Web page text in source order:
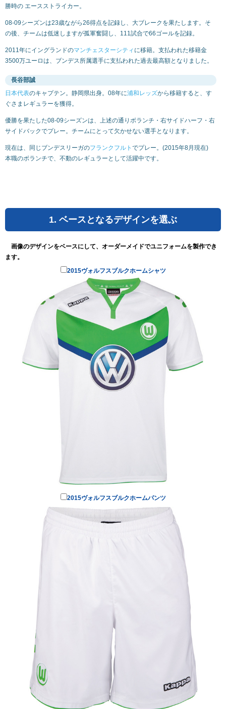
勝時の エースストライカー。
08-09シーズンは23歳ながら26得点を記録し、大ブレークを果たします。そ
の後、チームは低迷しますが孤軍奮闘し、111試合で66ゴールを記録。
2011年にイングランドのマンチェスターシティ に移籍。支払われた移籍金
3500万ユーロは、ブンデス所属選手に支払われた過去最高額となりました。
長谷部誠
日本代表のキャプテン。静岡県出身。08年に浦和レッズから移籍すると、す
ぐさまレギュラーを獲得。
優勝を果たした08-09シーズンは、上述の通りボランチ・右サイドハーフ・右
サイドバックでプレー。チームにとって欠かせない選手となります。
現在は、同じブンデスリーガのフランクフルト でプレー。(2015年8月現在)
本職のボランチで、不動のレギュラーとして活躍中です。
1. ベースとなるデザインを選ぶ
画像のデザインをベースにして、オーダーメイドでユニフォームを製作でき
ます。
2015ヴォルフスブルクホームシャツ
2015ヴォルフスブルクホームパンツ